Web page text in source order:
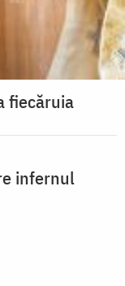
fiecăruia
infernul